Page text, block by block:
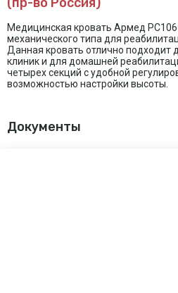
Медицинская кровать Армед
механического типа для
Данная кровать отлично подходит
клиник и для домашней
четырех секций с удобной
возможностью настройки высоты.
Документы